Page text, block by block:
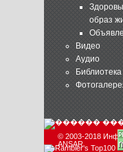
образ
Видео
Аудио
Библиотека
© 2003-2018
ANSAR